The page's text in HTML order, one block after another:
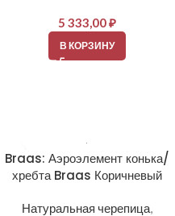
5 333,00₽
В КОРЗИНУ
Braas: Аэроэлемент конька/
хребта Braas Коричневый
Натуральная черепица,